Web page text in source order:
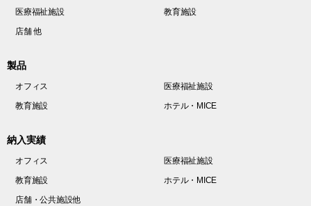
医療福祉施設
教育施設
店舗 他
製品
オフィス
医療福祉施設
教育施設
ホテル・MICE
納入実績
オフィス
医療福祉施設
教育施設
ホテル・MICE
店舗・公共施設他